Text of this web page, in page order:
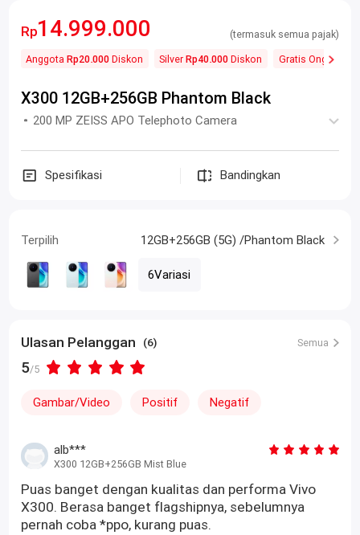
Rp14.999.000 (termasuk semua pajak)
AnggotaRp20.000 Diskon SilverRp40.000 Diskon Gratis Ongkos
X300 12GB+256GB Phantom Black
200 MP ZEISS APO Telephoto Camera
Spesifikasi Bandingkan
Terpilih 12GB+256GB (5G) /Phantom Black
6Variasi
Ulasan Pelanggan (6) Semua
5/5
Gambar/Video Positif Negatif
alb***
X300 12GB+256GB Mist Blue
Puas banget dengan kualitas dan performa Vivo
X300. Berasa banget flagshipnya, sebelumnya
pernah coba *ppo, kurang puas.